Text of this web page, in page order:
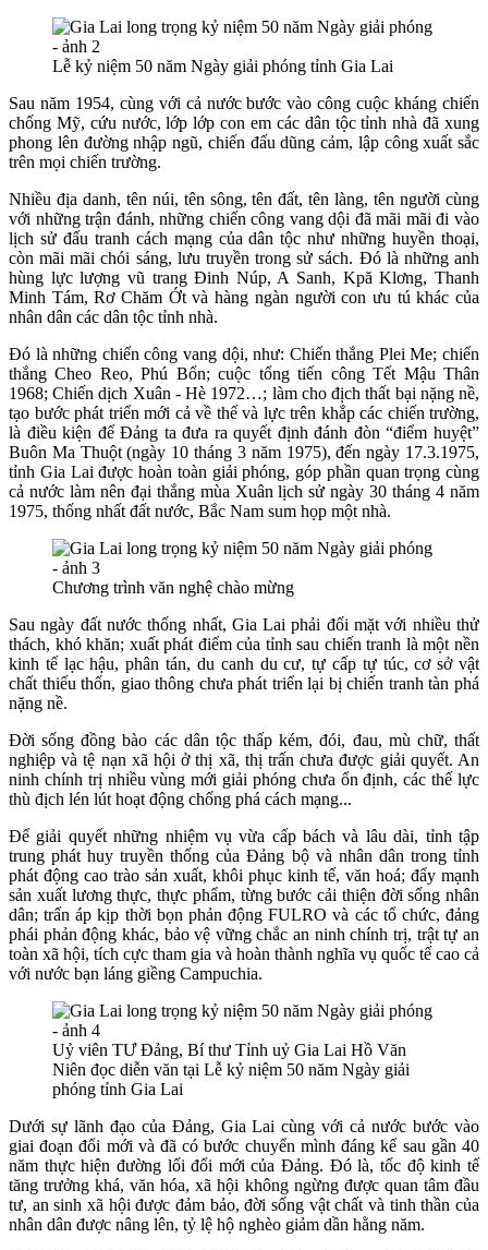
Lễ kỷ niệm 50 năm Ngày giải phóng tỉnh Gia Lai
Sau năm 1954, cùng với cả nước bước vào công cuộc kháng chiến
chống Mỹ, cứu nước, lớp lớp con em các dân tộc tỉnh nhà đã xung
phong lên đường nhập ngũ, chiến đấu dũng cảm, lập công xuất sắc
trên mọi chiến trường.
Nhiều địa danh, tên núi, tên sông, tên đất, tên làng, tên người cùng
với những trận đánh, những chiến công vang dội đã mãi mãi đi vào
lịch sử đấu tranh cách mạng của dân tộc như những huyền thoại,
còn mãi mãi chói sáng, lưu truyền trong sử sách. Đó là những anh
hùng lực lượng vũ trang Đinh Núp, A Sanh, Kpă Klơng, Thanh
Minh Tám, Rơ Chăm Ớt và hàng ngàn người con ưu tú khác của
nhân dân các dân tộc tỉnh nhà.
Đó là những chiến công vang dội, như: Chiến thắng Plei Me; chiến
thắng Cheo Reo, Phú Bổn; cuộc tổng tiến công Tết Mậu Thân
1968; Chiến dịch Xuân - Hè 1972…; làm cho địch thất bại nặng nề,
tạo bước phát triển mới cả về thế và lực trên khắp các chiến trường,
là điều kiện để Đảng ta đưa ra quyết định đánh đòn “điểm huyệt”
Buôn Ma Thuột (ngày 10 tháng 3 năm 1975), đến ngày 17.3.1975,
tỉnh Gia Lai được hoàn toàn giải phóng, góp phần quan trọng cùng
cả nước làm nên đại thắng mùa Xuân lịch sử ngày 30 tháng 4 năm
1975, thống nhất đất nước, Bắc Nam sum họp một nhà.
Chương trình văn nghệ chào mừng
Sau ngày đất nước thống nhất, Gia Lai phải đối mặt với nhiều thử
thách, khó khăn; xuất phát điểm của tỉnh sau chiến tranh là một nền
kinh tế lạc hậu, phân tán, du canh du cư, tự cấp tự túc, cơ sở vật
chất thiếu thốn, giao thông chưa phát triển lại bị chiến tranh tàn phá
nặng nề.
Đời sống đồng bào các dân tộc thấp kém, đói, đau, mù chữ, thất
nghiệp và tệ nạn xã hội ở thị xã, thị trấn chưa được giải quyết. An
ninh chính trị nhiều vùng mới giải phóng chưa ổn định, các thế lực
thù địch lén lút hoạt động chống phá cách mạng...
Để giải quyết những nhiệm vụ vừa cấp bách và lâu dài, tỉnh tập
trung phát huy truyền thống của Đảng bộ và nhân dân trong tỉnh
phát động cao trào sản xuất, khôi phục kinh tế, văn hoá; đẩy mạnh
sản xuất lương thực, thực phẩm, từng bước cải thiện đời sống nhân
dân; trấn áp kịp thời bọn phản động FULRO và các tổ chức, đảng
phái phản động khác, bảo vệ vững chắc an ninh chính trị, trật tự an
toàn xã hội, tích cực tham gia và hoàn thành nghĩa vụ quốc tế cao cả
với nước bạn láng giềng Campuchia.
Uỷ viên TƯ Đảng, Bí thư Tỉnh uỷ Gia Lai Hồ Văn
Niên đọc diễn văn tại Lễ kỷ niệm 50 năm Ngày giải
phóng tỉnh Gia Lai
Dưới sự lãnh đạo của Đảng, Gia Lai cùng với cả nước bước vào
giai đoạn đổi mới và đã có bước chuyển mình đáng kể sau gần 40
năm thực hiện đường lối đổi mới của Đảng. Đó là, tốc độ kinh tế
tăng trưởng khá, văn hóa, xã hội không ngừng được quan tâm đầu
tư, an sinh xã hội được đảm bảo, đời sống vật chất và tinh thần của
nhân dân được nâng lên, tỷ lệ hộ nghèo giảm dần hằng năm.